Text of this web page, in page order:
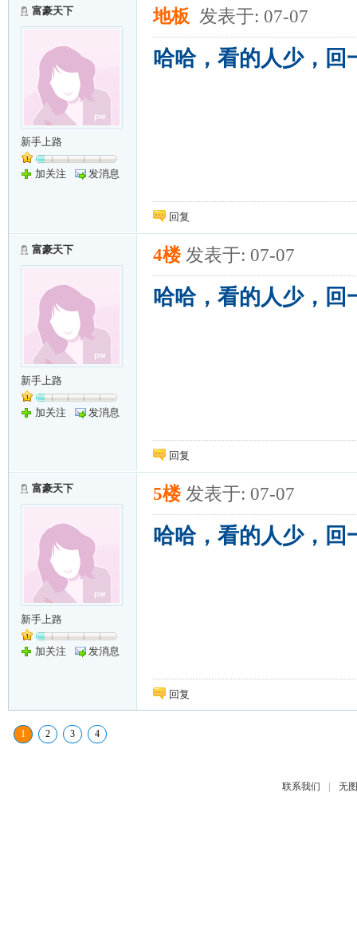
富豪天下
新手上路
加关注 发消息
地板 发表于: 07-07
哈哈，看的人少，回
回复
富豪天下
新手上路
加关注 发消息
4楼 发表于: 07-07
哈哈，看的人少，回
回复
富豪天下
新手上路
加关注 发消息
5楼 发表于: 07-07
哈哈，看的人少，回
回复
1 2 3 4
联系我们 | 无